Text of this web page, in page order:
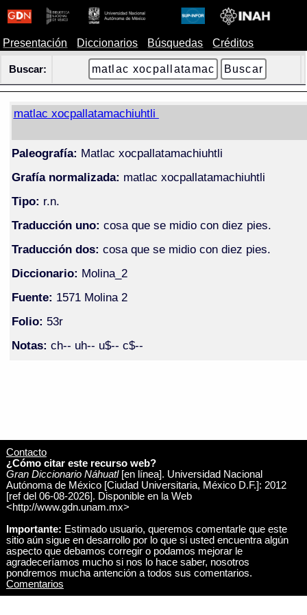
Presentación Diccionarios Búsquedas Créditos
Buscar:
matlac xocpallatamachiuhtli
Paleografía: Matlac xocpallatamachiuhtli
Grafía normalizada: matlac xocpallatamachiuhtli
Tipo: r.n.
Traducción uno: cosa que se midio con diez pies.
Traducción dos: cosa que se midio con diez pies.
Diccionario: Molina_2
Fuente: 1571 Molina 2
Folio: 53r
Notas: ch-- uh-- u$-- c$--
Contacto
¿Cómo citar este recurso web?
Gran Diccionario Náhuatl[en línea]. Universidad Nacional
Autónoma de México [Ciudad Universitaria, México D.F.]: 2012
[ref del 06-08-2026]. Disponible en la Web
<http://www.gdn.unam.mx>
Importante: Estimado usuario, queremos comentarle que este
sitio aún sigue en desarrollo por lo que si usted encuentra algún
aspecto que debamos corregir o podamos mejorar le
agradeceríamos mucho si nos lo hace saber, nosotros
pondremos mucha antención a todos sus comentarios.
Comentarios